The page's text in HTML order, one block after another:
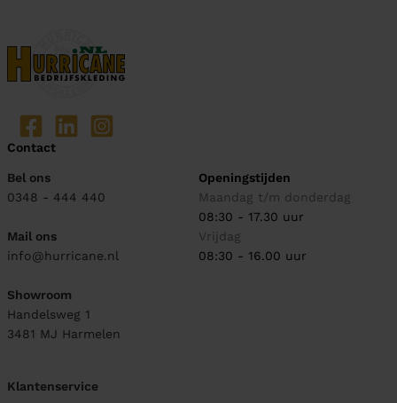
Contact
Bel ons
0348 - 444 440
Mail ons
info@hurricane.nl
Showroom
Handelsweg 1
3481 MJ Harmelen
Openingstijden
Maandag t/m donderdag
08:30 - 17.30 uur
Vrijdag
08:30 - 16.00 uur
Klantenservice